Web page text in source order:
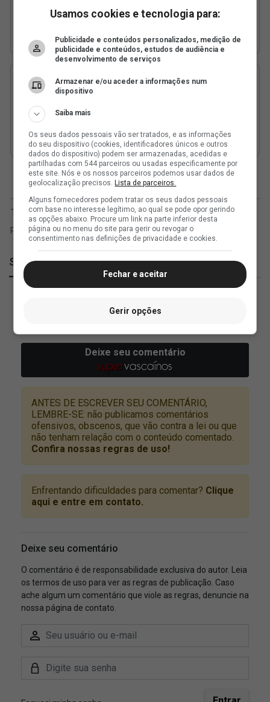
SuperVasco
Usamos cookies e tecnologia para:
Publicidade e conteúdos personalizados, medição de
publicidade e conteúdos, estudos de audiência e
desenvolvimento de serviços
Armazenar e/ou aceder a informações num
dispositivo
Saiba mais
Os seus dados pessoais vão ser tratados, e as informações
do seu dispositivo (cookies, identificadores únicos e outros
dados do dispositivo) podem ser armazenadas, acedidas e
partilhadas com 544 parceiros ou usadas especificamente por
este site. Nós e os nossos parceiros podemos usar dados de
geolocalização precisos. Lista de parceiros.
Alguns fornecedores podem tratar os seus dados pessoais
com base no interesse legítimo, ao qual se pode opor gerindo
as opções abaixo. Procure um link na parte inferior desta
página ou no menu do site para gerir ou revogar o
consentimento nas definições de privacidade e cookies.
Fechar e aceitar
Gerir opções